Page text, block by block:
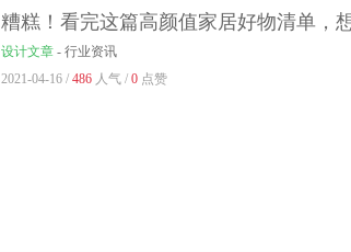
糟糕！看完这篇高颜值家居好物清单，
设计文章 - 行业资讯
2021-04-16 / 486 人气 / 0 点赞